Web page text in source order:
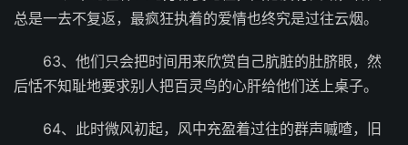
总是一去不复返，最疯狂执着的爱情也终究是过往云烟。
63、他们只会把时间用来欣赏自己肮脏的肚脐眼，然
后恬不知耻地要求别人把百灵鸟的心肝给他们送上桌子。
64、此时微风初起，风中充盈着过往的群声嘁喳，旧